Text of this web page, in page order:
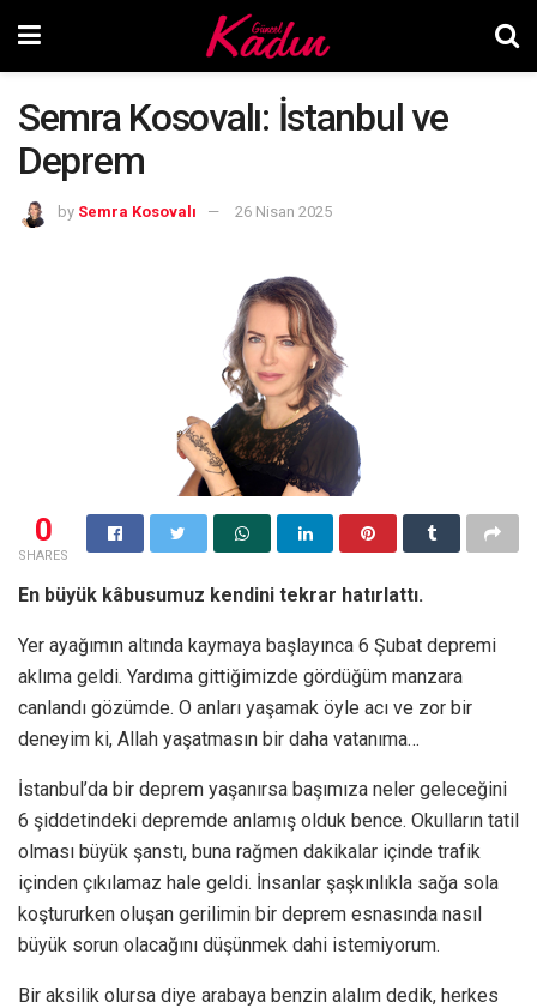
Semra Kosovalı: İstanbul ve
Deprem
by Semra Kosovalı 26 Nisan 2025
0
SHARES
En büyük kâbusumuz kendini tekrar hatırlattı.
Yer ayağımın altında kaymaya başlayınca 6 Şubat depremi
aklıma geldi. Yardıma gittiğimizde gördüğüm manzara
canlandı gözümde. O anları yaşamak öyle acı ve zor bir
deneyim ki, Allah yaşatmasın bir daha vatanıma…
İstanbul’da bir deprem yaşanırsa başımıza neler geleceğini
6 şiddetindeki depremde anlamış olduk bence. Okulların tatil
olması büyük şanstı, buna rağmen dakikalar içinde trafik
içinden çıkılamaz hale geldi. İnsanlar şaşkınlıkla sağa sola
koştururken oluşan gerilimin bir deprem esnasında nasıl
büyük sorun olacağını düşünmek dahi istemiyorum.
Bir aksilik olursa diye arabaya benzin alalım dedik, herkes